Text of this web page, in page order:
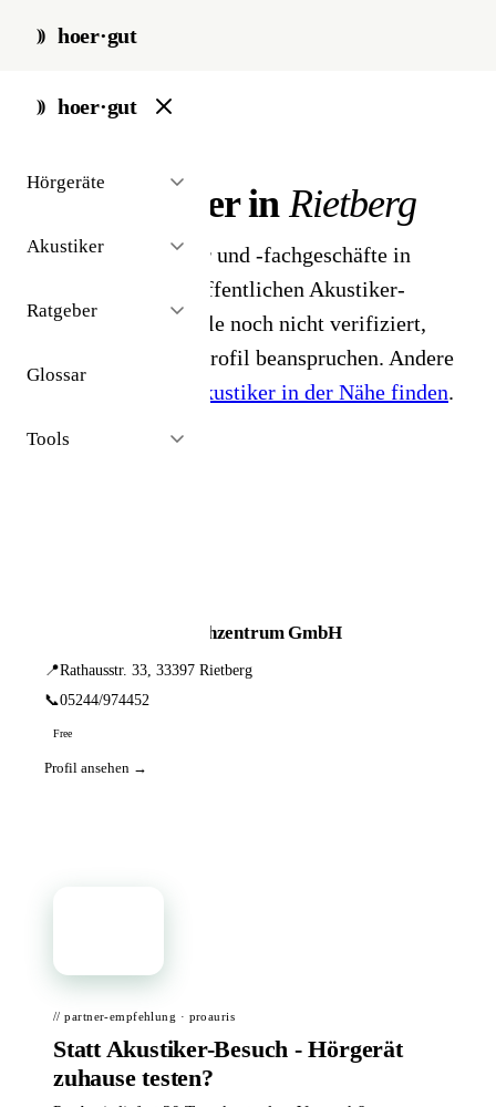
hoer·gut
hoer·gut
Hörgeräte
Akustiker
Ratgeber
Glossar
Tools
start / akustiker / rietberg
Hörakustiker inRietberg
1 Hörgeräteakustiker und -fachgeschäfte in
Rietberg. Aus dem öffentlichen Akustiker-
Bestand 2026 - Profile noch nicht verifiziert,
Inhaber können ihr Profil beanspruchen. Andere
Hörakustiker in der Nähe finden.
Phoenix Hör- und Sehzentrum GmbH
📍Rathausstr. 33, 33397 Rietberg
📞05244/974452
Free
Profil ansehen →
// partner-empfehlung · proauris
Statt Akustiker-Besuch - Hörgerät
zuhause testen?